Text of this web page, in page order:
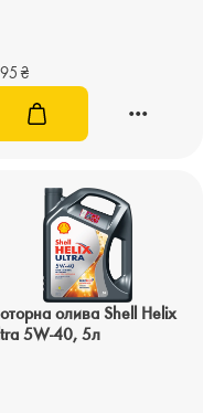
₴
олива Shell Helix
5W-40, 5л